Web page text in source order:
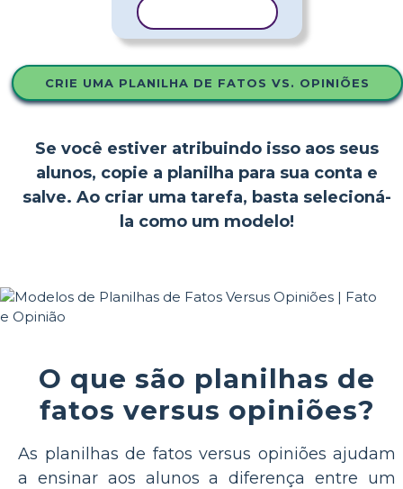
CRIE UMA PLANILHA DE FATOS VS. OPINIÕES
Se você estiver atribuindo isso aos seus
alunos, copie a planilha para sua conta e
salve. Ao criar uma tarefa, basta selecioná-
la como um modelo!
O que são planilhas de
fatos versus opiniões?
As planilhas de fatos versus opiniões ajudam
a ensinar aos alunos a diferença entre um